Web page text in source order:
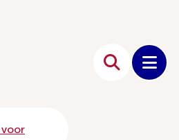
voor